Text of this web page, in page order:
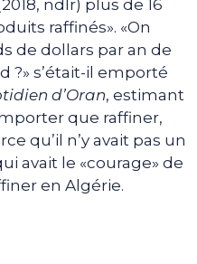
ndlr) plus de 16
raffinés». «On
de dollars par an de
?» s’était-il emporté
d’Oran, estimant
que raffiner,
qu’il n’y avait pas un
avait le «courage» de
en Algérie.